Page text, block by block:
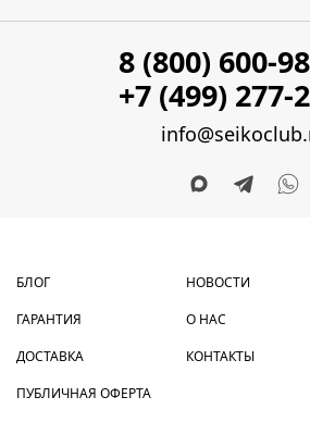
8 (800) 600-
+7 (499) 277-
БЛОГ
ГАРАНТИЯ
ДОСТАВКА
НОВОСТИ
О НАС
КОНТАКТЫ
ПУБЛИЧНАЯ ОФЕРТА